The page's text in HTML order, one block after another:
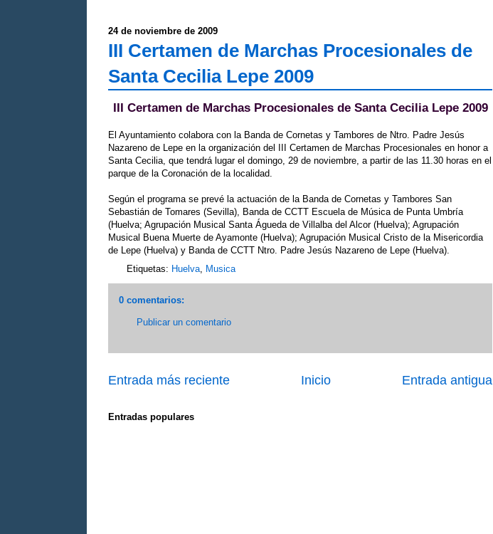
24 de noviembre de 2009
III Certamen de Marchas Procesionales de
Santa Cecilia Lepe 2009
III Certamen de Marchas Procesionales de Santa Cecilia Lepe 2009
El Ayuntamiento colabora con la Banda de Cornetas y Tambores de Ntro. Padre Jesús
Nazareno de Lepe en la organización del III Certamen de Marchas Procesionales en honor a
Santa Cecilia, que tendrá lugar el domingo, 29 de noviembre, a partir de las 11.30 horas en el
parque de la Coronación de la localidad.
Según el programa se prevé la actuación de la Banda de Cornetas y Tambores San
Sebastián de Tomares (Sevilla), Banda de CCTT Escuela de Música de Punta Umbría
(Huelva; Agrupación Musical Santa Águeda de Villalba del Alcor (Huelva); Agrupación
Musical Buena Muerte de Ayamonte (Huelva); Agrupación Musical Cristo de la Misericordia
de Lepe (Huelva) y Banda de CCTT Ntro. Padre Jesús Nazareno de Lepe (Huelva).
Etiquetas: Huelva Musica
0 comentarios:
Publicar un comentario
Entrada más reciente Entrada antigua
Inicio
Entradas populares